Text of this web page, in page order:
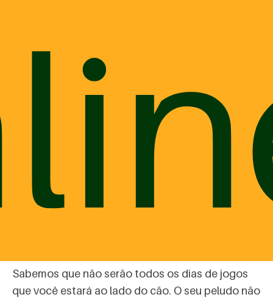
Sabemos que não serão todos os dias de jogos
que você estará ao lado do cão. O seu peludo não